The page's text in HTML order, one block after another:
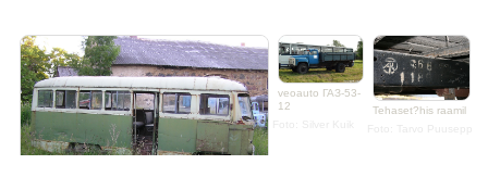
veoauto ГАЗ-53-
12
Tehaset?his raamil